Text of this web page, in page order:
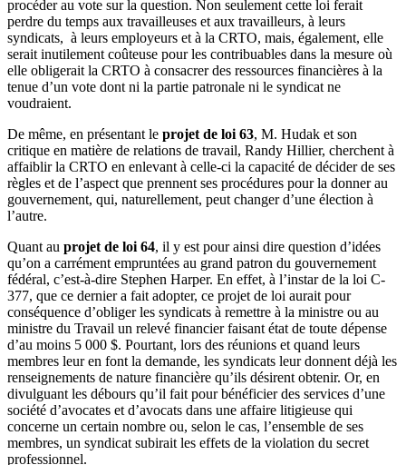
procéder au vote sur la question. Non seulement cette loi ferait
perdre du temps aux travailleuses et aux travailleurs, à leurs
syndicats, à leurs employeurs et à la CRTO, mais, également, elle
serait inutilement coûteuse pour les contribuables dans la mesure où
elle obligerait la CRTO à consacrer des ressources financières à la
tenue d’un vote dont ni la partie patronale ni le syndicat ne
voudraient.
De même, en présentant le projet de loi 63, M. Hudak et son
critique en matière de relations de travail, Randy Hillier, cherchent à
affaiblir la CRTO en enlevant à celle-ci la capacité de décider de ses
règles et de l’aspect que prennent ses procédures pour la donner au
gouvernement, qui, naturellement, peut changer d’une élection à
l’autre.
Quant au projet de loi 64, il y est pour ainsi dire question d’idées
qu’on a carrément empruntées au grand patron du gouvernement
fédéral, c’est-à-dire Stephen Harper. En effet, à l’instar de la loi C-
377, que ce dernier a fait adopter, ce projet de loi aurait pour
conséquence d’obliger les syndicats à remettre à la ministre ou au
ministre du Travail un relevé financier faisant état de toute dépense
d’au moins 5 000 $. Pourtant, lors des réunions et quand leurs
membres leur en font la demande, les syndicats leur donnent déjà les
renseignements de nature financière qu’ils désirent obtenir. Or, en
divulguant les débours qu’il fait pour bénéficier des services d’une
société d’avocates et d’avocats dans une affaire litigieuse qui
concerne un certain nombre ou, selon le cas, l’ensemble de ses
membres, un syndicat subirait les effets de la violation du secret
professionnel.